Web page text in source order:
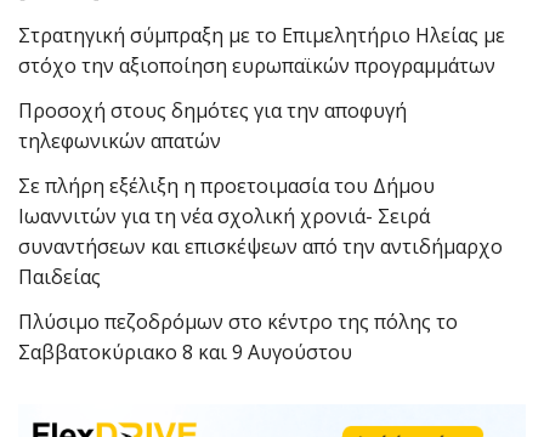
Στρατηγική σύμπραξη με το Επιμελητήριο Ηλείας με
στόχο την αξιοποίηση ευρωπαϊκών προγραμμάτων
Προσοχή στους δημότες για την αποφυγή
τηλεφωνικών απατών
Σε πλήρη εξέλιξη η προετοιμασία του Δήμου
Ιωαννιτών για τη νέα σχολική χρονιά- Σειρά
συναντήσεων και επισκέψεων από την αντιδήμαρχο
Παιδείας
Πλύσιμο πεζοδρόμων στο κέντρο της πόλης το
Σαββατοκύριακο 8 και 9 Αυγούστου